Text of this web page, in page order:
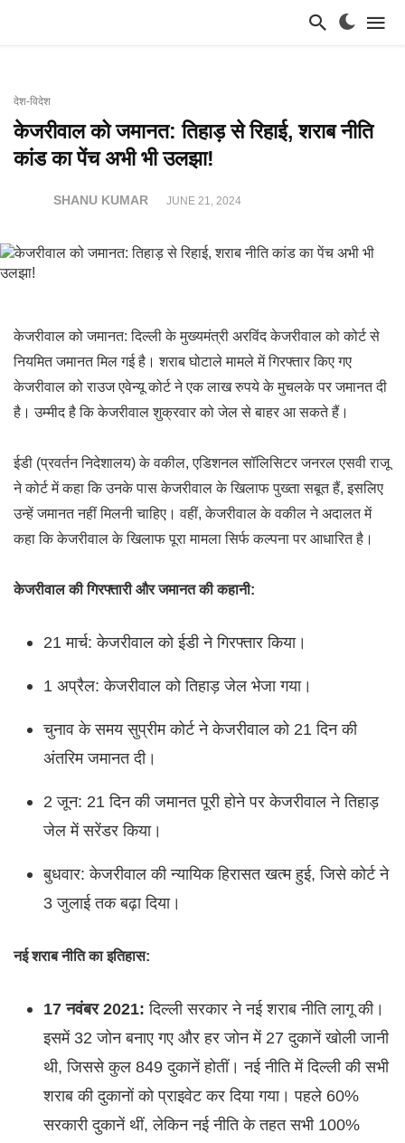
देश-विदेश
केजरीवाल को जमानत: तिहाड़ से रिहाई, शराब नीति
कांड का पेंच अभी भी उलझा!
SHANU KUMAR JUNE 21, 2024
केजरीवाल को जमानत: दिल्ली के मुख्यमंत्री अरविंद केजरीवाल को कोर्ट से
नियमित जमानत मिल गई है। शराब घोटाले मामले में गिरफ्तार किए गए
केजरीवाल को राउज एवेन्यू कोर्ट ने एक लाख रुपये के मुचलके पर जमानत दी
है। उम्मीद है कि केजरीवाल शुक्रवार को जेल से बाहर आ सकते हैं।
ईडी (प्रवर्तन निदेशालय) के वकील, एडिशनल सॉलिसिटर जनरल एसवी राजू
ने कोर्ट में कहा कि उनके पास केजरीवाल के खिलाफ पुख्ता सबूत हैं, इसलिए
उन्हें जमानत नहीं मिलनी चाहिए। वहीं, केजरीवाल के वकील ने अदालत में
कहा कि केजरीवाल के खिलाफ पूरा मामला सिर्फ कल्पना पर आधारित है।
केजरीवाल की गिरफ्तारी और जमानत की कहानी:
21 मार्च: केजरीवाल को ईडी ने गिरफ्तार किया।
1 अप्रैल: केजरीवाल को तिहाड़ जेल भेजा गया।
चुनाव के समय सुप्रीम कोर्ट ने केजरीवाल को 21 दिन की
अंतरिम जमानत दी।
2 जून: 21 दिन की जमानत पूरी होने पर केजरीवाल ने तिहाड़
जेल में सरेंडर किया।
बुधवार: केजरीवाल की न्यायिक हिरासत खत्म हुई, जिसे कोर्ट ने
3 जुलाई तक बढ़ा दिया।
नई शराब नीति का इतिहास:
17 नवंबर 2021: दिल्ली सरकार ने नई शराब नीति लागू की।
इसमें 32 जोन बनाए गए और हर जोन में 27 दुकानें खोली जानी
थी, जिससे कुल 849 दुकानें होतीं। नई नीति में दिल्ली की सभी
शराब की दुकानों को प्राइवेट कर दिया गया। पहले 60%
सरकारी दुकानें थीं, लेकिन नई नीति के तहत सभी 100%